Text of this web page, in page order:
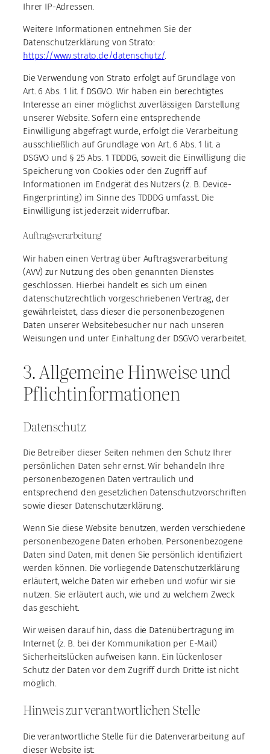
Ihrer IP-Adressen.
Weitere Informationen entnehmen Sie der
Datenschutzerklärung von Strato:
https://www.strato.de/datenschutz/.
Die Verwendung von Strato erfolgt auf Grundlage von
Art. 6 Abs. 1 lit. f DSGVO. Wir haben ein berechtigtes
Interesse an einer möglichst zuverlässigen Darstellung
unserer Website. Sofern eine entsprechende
Einwilligung abgefragt wurde, erfolgt die Verarbeitung
ausschließlich auf Grundlage von Art. 6 Abs. 1 lit. a
DSGVO und § 25 Abs. 1 TDDDG, soweit die Einwilligung die
Speicherung von Cookies oder den Zugriff auf
Informationen im Endgerät des Nutzers (z. B. Device-
Fingerprinting) im Sinne des TDDDG umfasst. Die
Einwilligung ist jederzeit widerrufbar.
Auftragsverarbeitung
Wir haben einen Vertrag über Auftragsverarbeitung
(AVV) zur Nutzung des oben genannten Dienstes
geschlossen. Hierbei handelt es sich um einen
datenschutzrechtlich vorgeschriebenen Vertrag, der
gewährleistet, dass dieser die personenbezogenen
Daten unserer Websitebesucher nur nach unseren
Weisungen und unter Einhaltung der DSGVO verarbeitet.
3. Allgemeine Hinweise und
Pflicht­informationen
Datenschutz
Die Betreiber dieser Seiten nehmen den Schutz Ihrer
persönlichen Daten sehr ernst. Wir behandeln Ihre
personenbezogenen Daten vertraulich und
entsprechend den gesetzlichen Datenschutzvorschriften
sowie dieser Datenschutzerklärung.
Wenn Sie diese Website benutzen, werden verschiedene
personenbezogene Daten erhoben. Personenbezogene
Daten sind Daten, mit denen Sie persönlich identifiziert
werden können. Die vorliegende Datenschutzerklärung
erläutert, welche Daten wir erheben und wofür wir sie
nutzen. Sie erläutert auch, wie und zu welchem Zweck
das geschieht.
Wir weisen darauf hin, dass die Datenübertragung im
Internet (z. B. bei der Kommunikation per E-Mail)
Sicherheitslücken aufweisen kann. Ein lückenloser
Schutz der Daten vor dem Zugriff durch Dritte ist nicht
möglich.
Hinweis zur verantwortlichen Stelle
Die verantwortliche Stelle für die Datenverarbeitung auf
dieser Website ist: